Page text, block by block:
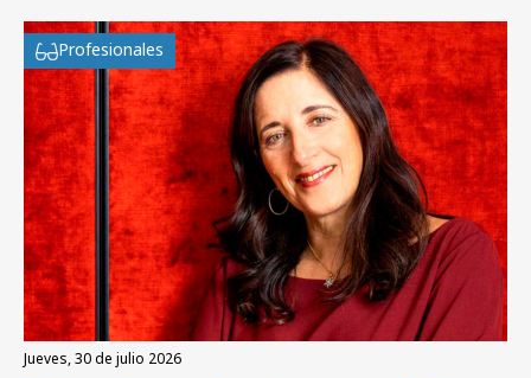
Profesionales
jueves, 30 de julio 2026